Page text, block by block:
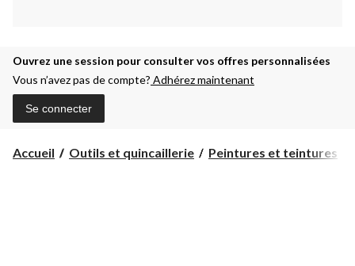
Ouvrez une session pour consulter vos offres personnalisées
Vous n’avez pas de compte? Adhérez maintenant
Se connecter
Accueil Outils et quincaillerie Peintures et teintures